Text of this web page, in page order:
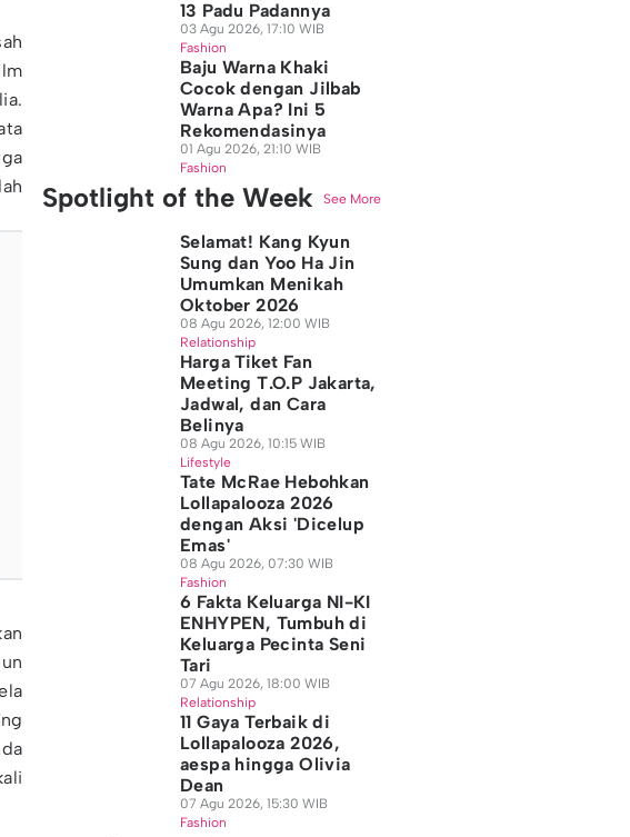
13 Padu Padannya
03 Agu 2026, 17:10 WIB
Fashion
Baju Warna Khaki
Cocok dengan Jilbab
Warna Apa? Ini 5
Rekomendasinya
01 Agu 2026, 21:10 WIB
Fashion
Spotlight of the Week See More
Selamat! Kang Kyun
Sung dan Yoo Ha Jin
Umumkan Menikah
Oktober 2026
08 Agu 2026, 12:00 WIB
Relationship
Harga Tiket Fan
Meeting T.O.P Jakarta,
Jadwal, dan Cara
Belinya
08 Agu 2026, 10:15 WIB
Lifestyle
Tate McRae Hebohkan
Lollapalooza 2026
dengan Aksi 'Dicelup
Emas'
08 Agu 2026, 07:30 WIB
Fashion
6 Fakta Keluarga NI-KI
ENHYPEN, Tumbuh di
Keluarga Pecinta Seni
Tari
07 Agu 2026, 18:00 WIB
Relationship
11 Gaya Terbaik di
Lollapalooza 2026,
aespa hingga Olivia
Dean
07 Agu 2026, 15:30 WIB
Fashion